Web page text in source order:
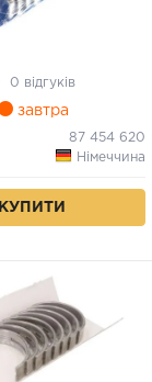
0 відгуків
завтра
87 454 620
Німеччина
КУПИТИ